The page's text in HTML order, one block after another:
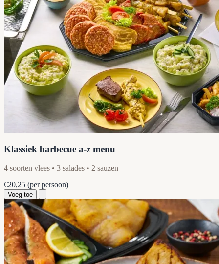
Klassiek barbecue a-z menu
4 soorten vlees • 3 salades • 2 sauzen
€20,25 (per persoon)
Voeg toe